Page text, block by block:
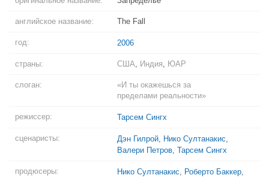
английское название: The Fall
год: 2006
страны: США, Индия, ЮАР
слоган:
«И ты окажешься за
пределами реальности»
режиссер: Тарсем Сингх
сценаристы: Дэн Гилрой, Нико Султанакис,
Валери Петров, Тарсем Сингх
продюсеры: Нико Султанакис, Роберто Баккер,